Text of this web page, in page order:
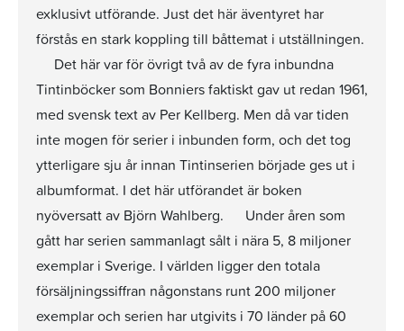
exklusivt utförande. Just det här äventyret har
förstås en stark koppling till båttemat i utställningen.
Det här var för övrigt två av de fyra inbundna
Tintinböcker som Bonniers faktiskt gav ut redan 1961,
med svensk text av Per Kellberg. Men då var tiden
inte mogen för serier i inbunden form, och det tog
ytterligare sju år innan Tintinserien började ges ut i
albumformat. I det här utförandet är boken
nyöversatt av Björn Wahlberg. Under åren som
gått har serien sammanlagt sålt i nära 5, 8 miljoner
exemplar i Sverige. I världen ligger den totala
försäljningssiffran någonstans runt 200 miljoner
exemplar och serien har utgivits i 70 länder på 60